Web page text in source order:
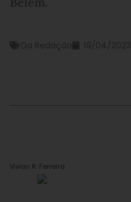
Da Redação 19/04/2023
Vivian R. Ferreira